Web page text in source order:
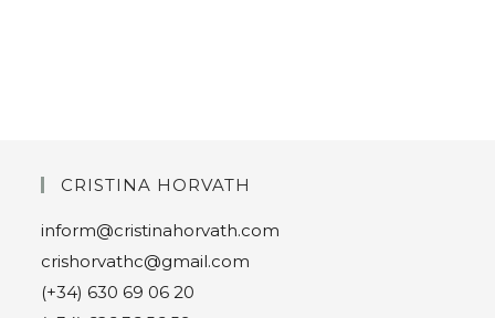
CRISTINA HORVATH
inform@cristinahorvath.com
crishorvathc@gmail.com
(+34) 630 69 06 20